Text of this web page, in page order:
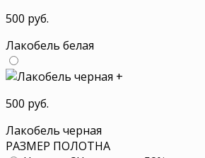
500 руб.
Лакобель белая
+
500 руб.
Лакобель черная
РАЗМЕР ПОЛОТНА